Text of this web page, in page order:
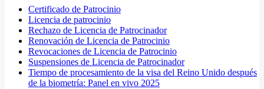
Certificado de Patrocinio
Licencia de patrocinio
Rechazo de Licencia de Patrocinador
Renovación de Licencia de Patrocinio
Revocaciones de Licencia de Patrocinio
Suspensiones de Licencia de Patrocinador
Tiempo de procesamiento de la visa del Reino Unido después
de la biometría: Panel en vivo 2025